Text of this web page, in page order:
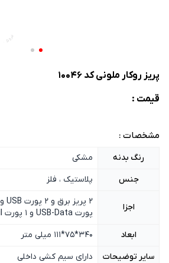
پریز روکار ملونی کد 10046
قیمت :
مشخصات :
رنگ بدنه
مشکی
جنس
پلاستیک ، فلز
اجزا
پورت USB-Data و 1 پورت HDMI و 1 پورت تلفن
ابعاد
340*75*111 میلی متر
سایر توضیحات
دارای سیم کشی داخلی